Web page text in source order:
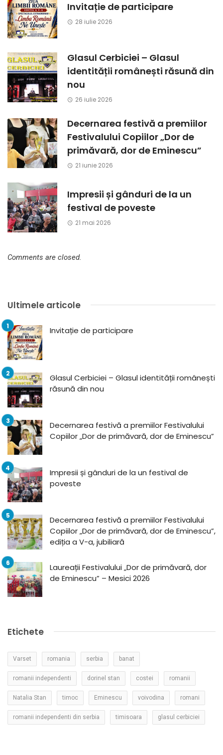
Invitație de participare
28 iulie 2026
Glasul Cerbiciei – Glasul
identității românești răsună din
nou
26 iulie 2026
Decernarea festivă a premiilor
Festivalului Copiilor „Dor de
primăvară, dor de Eminescu”
21 iunie 2026
Impresii și gânduri de la un
festival de poveste
21 mai 2026
Comments are closed.
Ultimele articole
Invitație de participare
Glasul Cerbiciei – Glasul identității românești
răsună din nou
Decernarea festivă a premiilor Festivalului
Copiilor „Dor de primăvară, dor de Eminescu”
Impresii și gânduri de la un festival de
poveste
Decernarea festivă a premiilor Festivalului
Copiilor „Dor de primăvară, dor de Eminescu”,
ediția a V-a, jubiliară
Laureații Festivalului „Dor de primăvară, dor
de Eminescu” – Mesici 2026
Etichete
Varset romania serbia banat
romanii independenti dorinel stan costei romanii
Natalia Stan timoc Eminescu voivodina romani
romanii independenti din serbia timisoara glasul cerbiciei